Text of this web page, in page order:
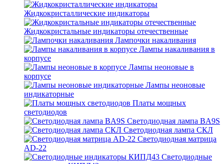
Жидкокристаллические индикаторы
Жидкокристальные индикаторы отечественные
Лампочки накаливания
Лампы накаливания в
корпусе
Лампы неоновые в
корпусе
Лампы неоновые
индикаторные
Платы мощных
светодиодов
Светодиодная лампа BA9S
Светодиодная лампа СКЛ
Светодиодная матрица
AD-22
Светодиодные